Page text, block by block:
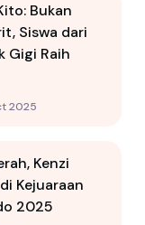
Bukan
Siswa dari
Gigi Raih
2025
Kenzi
Kejuaraan
2025